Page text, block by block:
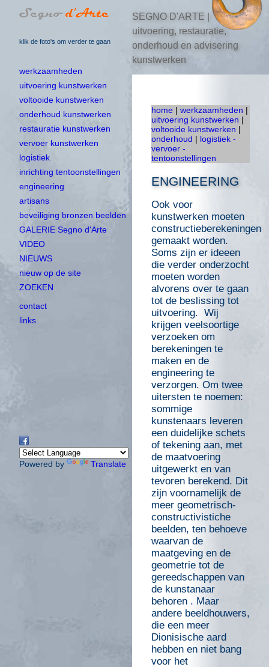
klik de foto's om verder te gaan
SEGNO D'ARTE |
uitvoering, restauratie,
onderhoud en advisering
kunstwerken
werkzaamheden
uitvoering kunstwerken
voltooide kunstwerken
onderhoud kunstwerken
restauratie kunstwerken
vervoer kunstwerken
logistiek
inrichting tentoonstellingen
engineering
artisans
beveiliging bronzen beelden
GALERIE Segno d'Arte
VIDEO
NIEUWS
nieuw op de site
ZOEKEN
contact
links
Powered by Translate
home | werkzaamheden |
uitvoering kunstwerken |
voltooide kunstwerken |
onderhoud | logistiek -
vervoer -
tentoonstellingen
ENGINEERING
Ook voor
kunstwerken moeten
constructieberekeningen
gemaakt worden.
Soms zijn er ideeen
die verder onderzocht
moeten worden
alvorens over te gaan
tot de beslissing tot
uitvoering. Wij
krijgen veelsoortige
verzoeken om
berekeningen te
maken en de
engineering te
verzorgen. Om twee
uitersten te noemen:
sommige
kunstenaars leveren
een duidelijke schets
of tekening aan, met
de maatvoering
uitgewerkt en van
tevoren berekend. Dit
zijn voornamelijk de
meer geometrisch-
constructivistiche
beelden, ten behoeve
waarvan de
maatgeving en de
geometrie tot de
gereedschappen van
de kunstanaar
behoren . Maar
andere beeldhouwers,
die een meer
Dionisische aard
hebben en niet bang
voor het